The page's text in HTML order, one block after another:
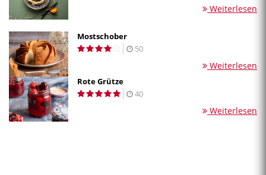
Weiterlesen
Mostschober
50
Weiterlesen
Rote Grütze
40
Weiterlesen